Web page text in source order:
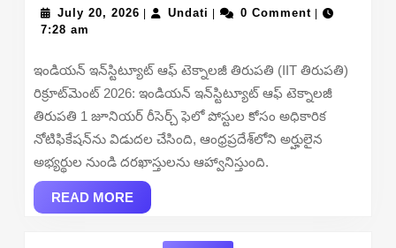
Junior
Fellow
July 20, 2026 July
| Undati Undati
| 0 Comment |
7:28 am
ఇండియన్ ఇన్‌స్టిట్యూట్ ఆఫ్ టెక్నాలజీ తిరుపతి (IIT తిరుపతి)
రిక్రూట్‌మెంట్ 2026: ఇండియన్ ఇన్‌స్టిట్యూట్ ఆఫ్ టెక్నాలజీ
తిరుపతి 1 జూనియర్ రీసెర్చ్ ఫెలో పోస్టుల కోసం అధికారిక
నోటిఫికేషన్‌ను విడుదల చేసింది, ఆంధ్రప్రదేశ్‌లోని అర్హులైన
అభ్యర్థుల నుండి దరఖాస్తులను ఆహ్వానిస్తుంది.
READ MOREREAD
MORE